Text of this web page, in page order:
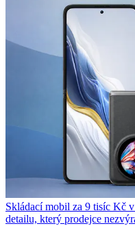
Skládací mobil za 9 tisíc Kč
detailu, který prodejce